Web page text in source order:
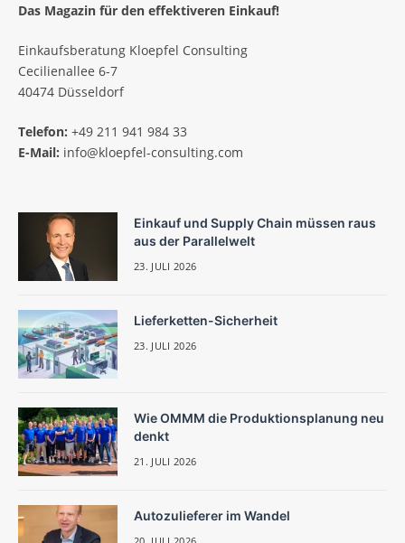
Das Magazin für den effektiveren Einkauf!
Einkaufsberatung Kloepfel Consulting
Cecilienallee 6-7
40474 Düsseldorf
Telefon: +49 211 941 984 33
E-Mail: info@kloepfel-consulting.com
Einkauf und Supply Chain müssen raus
aus der Parallelwelt
23. JULI 2026
Lieferketten-Sicherheit
23. JULI 2026
Wie OMMM die Produktionsplanung neu
denkt
21. JULI 2026
Autozulieferer im Wandel